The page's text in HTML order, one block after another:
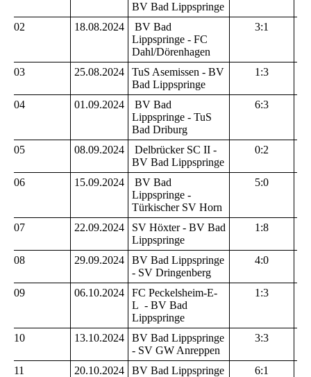
BV Bad Lippspringe
02 18.08.2024
BV Bad
Lippspringe - FC
Dahl/Dörenhagen
3:1
03 25.08.2024
TuS Asemissen - BV
Bad Lippspringe
1:3
04 01.09.2024
BV Bad
Lippspringe - TuS
Bad Driburg
6:3
05 08.09.2024
Delbrücker SC II -
BV Bad Lippspringe
0:2
06 15.09.2024
BV Bad
Lippspringe -
Türkischer SV Horn
5:0
07 22.09.2024
SV Höxter - BV Bad
Lippspringe
1:8
08 29.09.2024
BV Bad Lippspringe
- SV Dringenberg
4:0
09 06.10.2024
FC Peckelsheim-E-
L - BV Bad
Lippspringe
1:3
10 13.10.2024
BV Bad Lippspringe
- SV GW Anreppen
3:3
11 20.10.2024 BV Bad Lippspringe 6:1